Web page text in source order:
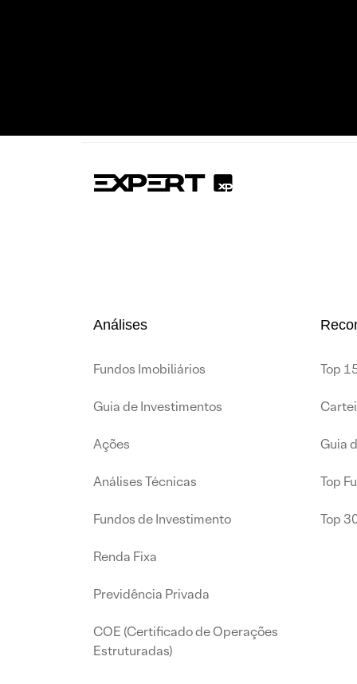
Análises
Fundos Imobiliários
Guia de Investimentos
Ações
Análises Técnicas
Fundos de Investimento
Renda Fixa
Previdência Privada
COE (Certificado de Operações
Estruturadas)
Top
Guia
Top
Top